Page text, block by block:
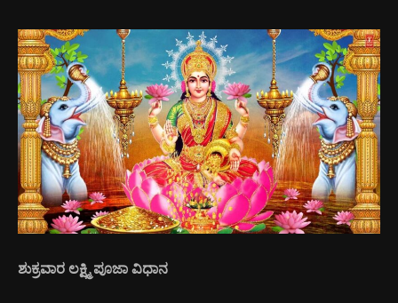
ಶುಕ್ರವಾರ ಲಕ್ಷ್ಮಿ ಪೂಜಾ ವಿಧಾನ